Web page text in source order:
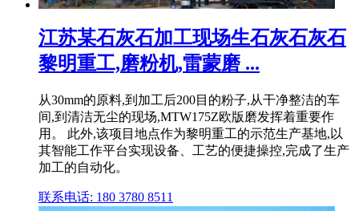
江苏某石灰石加工现场生石灰石灰石
黎明重工,磨粉机,雷蒙磨 ...
从30mm的原料,到加工后200目的粉子,从干净整洁的车
间,到清洁无尘的现场,MTW175Z欧版磨发挥着重要作
用。 此外,该项目地点作为黎明重工的示范生产基地,以
其智能工作平台实现设备、工艺的便捷操控,完成了生产
加工的自动化。
联系电话: 180 3780 8511